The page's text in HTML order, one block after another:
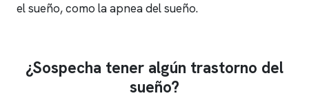
el sueño, como laapnea del sueño.
¿Sospecha tener algún trastorno del
sueño?